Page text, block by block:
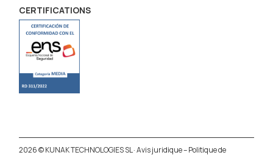
CERTIFICATIONS
2026 © KUNAK TECHNOLOGIES SL ·Avis juridique–Politique de